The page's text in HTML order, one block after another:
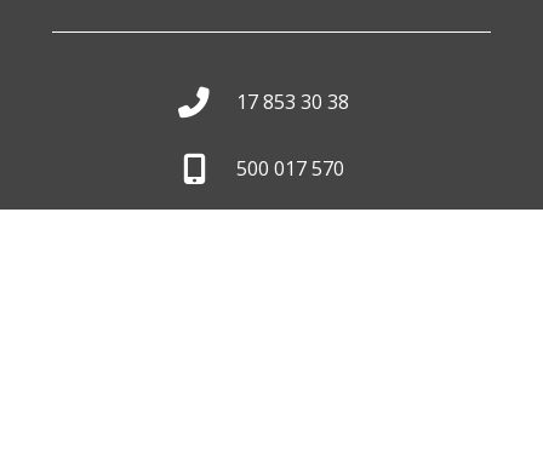
17 853 30 38
500 017 570